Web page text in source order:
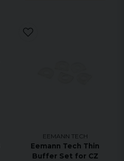
EEMANN TECH
Eemann Tech Thin
Buffer Set for CZ